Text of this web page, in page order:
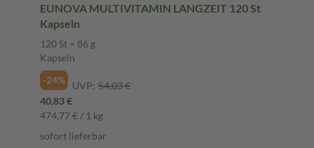
EUNOVA MULTIVITAMIN LANGZEIT 120 St
Kapseln
120 St = 86 g
Kapseln
-24%
UVP: 54,03 €
40,83 €
474,77 € / 1 kg
sofort lieferbar